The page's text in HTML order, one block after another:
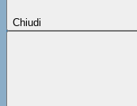
Chiudi